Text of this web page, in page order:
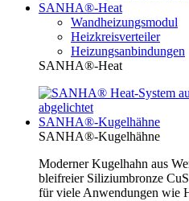
SANHA®-Heat
Wandheizungsmodul
Heizkreisverteiler
Heizungsanbindungen
SANHA®-Heat
SANHA®-Kugelhähne
SANHA®-Kugelhähne
Moderner Kugelhahn aus
bleifreier Siliziumbronze
für viele Anwendungen wie